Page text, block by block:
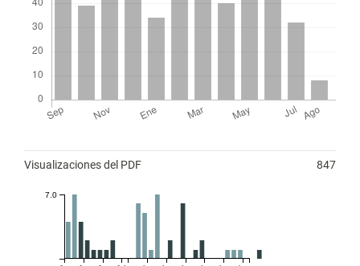
Visualizaciones del PDF 847
7.0